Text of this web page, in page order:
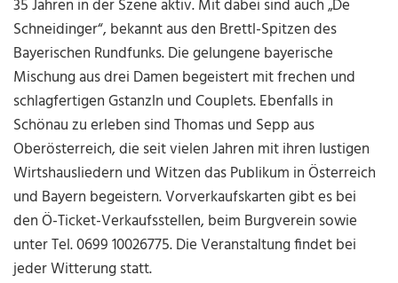
35 Jahren in der Szene aktiv. Mit dabei sind auch „De
Schneidinger“, bekannt aus den Brettl-Spitzen des
Bayerischen Rundfunks. Die gelungene bayerische
Mischung aus drei Damen begeistert mit frechen und
schlagfertigen Gstanzln und Couplets. Ebenfalls in
Schönau zu erleben sind Thomas und Sepp aus
Oberösterreich, die seit vielen Jahren mit ihren lustigen
Wirtshausliedern und Witzen das Publikum in Österreich
und Bayern begeistern. Vorverkaufskarten gibt es bei
den Ö-Ticket-Verkaufsstellen, beim Burgverein sowie
unter Tel. 0699 10026775. Die Veranstaltung findet bei
jeder Witterung statt.